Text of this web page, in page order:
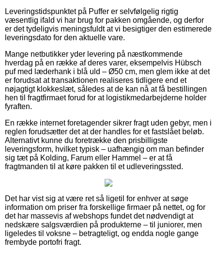
Leveringstidspunktet på Puffer er selvfølgelig rigtig
væsentlig ifald vi har brug for pakken omgående, og derfor
er det tydeligvis meningsfuldt at vi besigtiger den estimerede
leveringsdato for den aktuelle vare.
Mange netbutikker yder levering på næstkommende
hverdag på en række af deres varer, eksempelvis Hübsch
puf med læderhank i blå uld – Ø50 cm, men glem ikke at det
er forudsat at transaktionen realiseres tidligere end et
nøjagtigt klokkeslæt, således at de kan nå at få bestillingen
hen til fragtfirmaet forud for at logistikmedarbejderne holder
fyraften.
En række internet foretagender sikrer fragt uden gebyr, men i
reglen forudsætter det at der handles for et fastslået beløb.
Alternativt kunne du foretrække den prisbilligste
leveringsform, hvilket typisk – uafhængig om man befinder
sig tæt på Kolding, Farum eller Hammel – er at få
fragtmanden til at køre pakken til et udleveringssted.
Det har vist sig at være ret så ligetil for enhver at søge
information om priser fra forskellige firmaer på nettet, og for
det har massevis af webshops fundet det nødvendigt at
nedskære salgsværdien på produkterne – til juniorer, men
ligeledes til voksne – betragteligt, og endda nogle gange
frembyde portofri fragt.